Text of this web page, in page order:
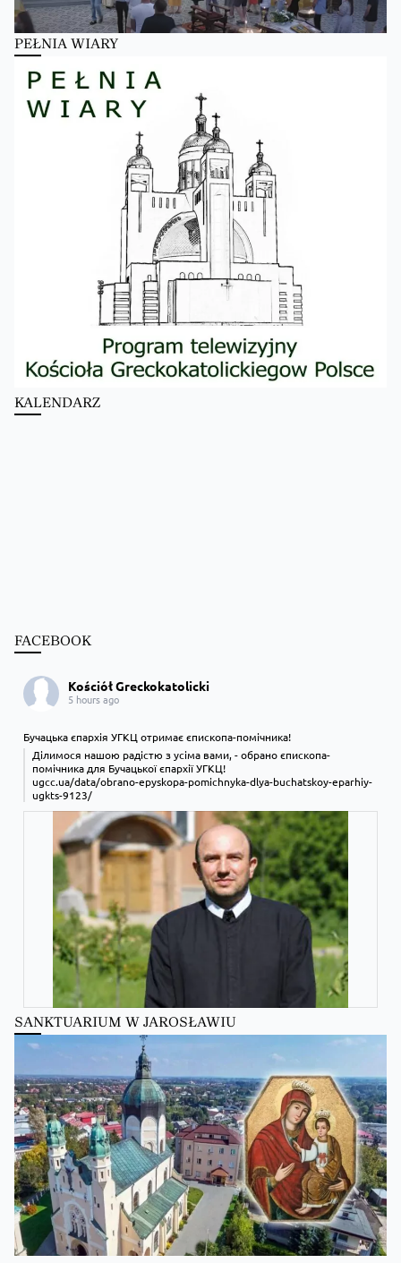
PEŁNIA WIARY
KALENDARZ
FACEBOOK
Kościół Greckokatolicki
5 hours ago
Бучацька єпархія УГКЦ отримає єпископа-помічника!
Ділимося нашою радістю з усіма вами, - обрано єпископа-
помічника для Бучацької єпархії УГКЦ!
ugcc.ua/data/obrano-epyskopa-pomichnyka-dlya-buchatskoy-eparhiy-
ugkts-9123/
Zobacz na Facebooku
Kościół GreckokatolickiKościół Greckokatolicki
zmienił(a) swój status.
6 hours ago
Zobacz na Facebooku · Udostępnij
Kościół Greckokatolicki
2 days ago
Школи Християнського Аніматора (ШХА)
SANKTUARIUM W JAROSŁAWIU